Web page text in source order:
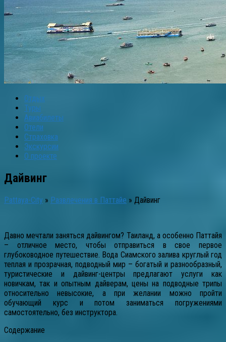
Отдых
Туры
Авиабилеты
Отели
Страховка
Экскурсии
О проекте
Дайвинг
Pattaya-City » Развлечения в Паттайе » Дайвинг
Давно мечтали заняться дайвингом? Таиланд, а особенно Паттайя
– отличное место, чтобы отправиться в свое первое
глубоководное путешествие. Вода Сиамского залива круглый год
теплая и прозрачная, подводный мир – богатый и разнообразный,
туристические и дайвинг-центры предлагают услуги как
новичкам, так и опытным дайверам, цены на подводные трипы
относительно невысокие, а при желании можно пройти
обучающий курс и потом заниматься погружениями
самостоятельно, без инструктора.
Содержание